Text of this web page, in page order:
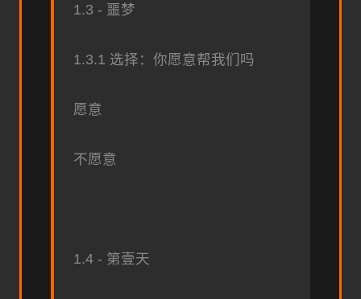
1.3 - 噩梦
1.3.1 选择：你愿意帮我们吗
愿意
不愿意
1.4 - 第壹天